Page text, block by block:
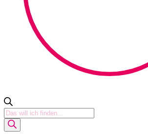
Products
search